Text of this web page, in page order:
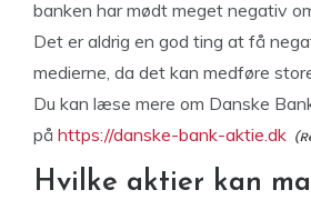
banken har mødt meget negativ
Det er aldrig en god ting at få
medierne, da det kan medføre
Du kan læse mere om Danske
på https://danske-bank-aktie.dk
Hvilke aktier kan